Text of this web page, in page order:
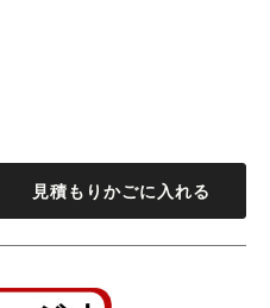
見積もりかごに入れる